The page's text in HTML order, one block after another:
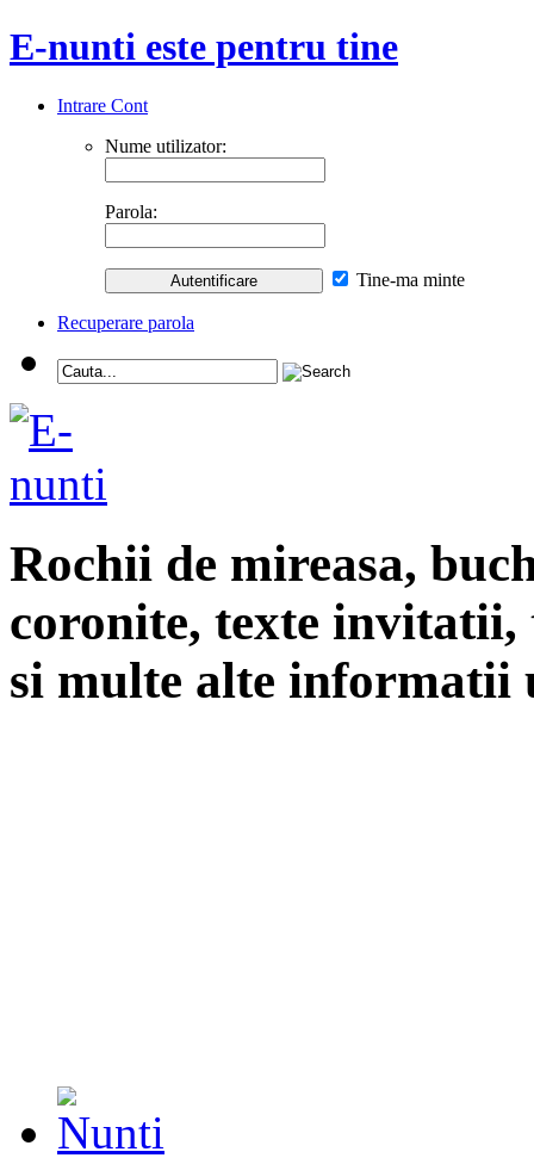
E-nunti este pentru tine
Intrare Cont
Nume utilizator:
Parola:
Tine-ma minte
Recuperare parola
Rochii de mireasa,
coronite, texte
si multe alte informatii